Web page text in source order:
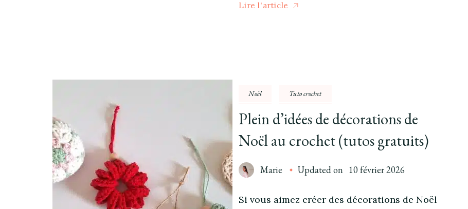
Lire l'article
Noël Tuto crochet
Plein d’idées de décorations de
Noël au crochet (tutos gratuits)
Marie Updated on 10 février 2026
Si vous aimez créer des décorations de Noël